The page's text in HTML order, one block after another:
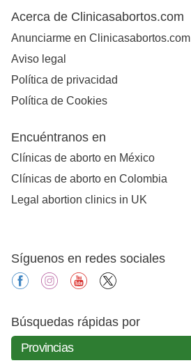
Acerca de Clinicasabortos.com
Anunciarme en Clinicasabortos.com
Aviso legal
Política de privacidad
Política de Cookies
Encuéntranos en
Clínicas de aborto en México
Clínicas de aborto en Colombia
Legal abortion clinics in UK
Síguenos en redes sociales
facebookinstagramyoutube
Búsquedas rápidas por